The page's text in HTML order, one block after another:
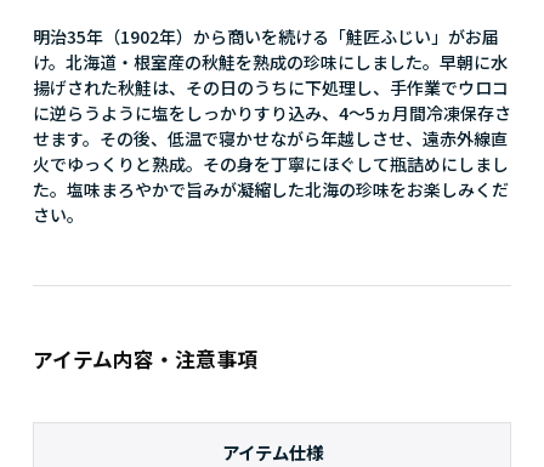
明治35年（1902年）から商いを続ける「鮭匠ふじい」がお届
け。北海道・根室産の秋鮭を熟成の珍味にしました。早朝に水
揚げされた秋鮭は、その日のうちに下処理し、手作業でウロコ
に逆らうように塩をしっかりすり込み、4～5ヵ月間冷凍保存さ
せます。その後、低温で寝かせながら年越しさせ、遠赤外線直
火でゆっくりと熟成。その身を丁寧にほぐして瓶詰めにしまし
た。塩味まろやかで旨みが凝縮した北海の珍味をお楽しみくだ
さい。
アイテム内容・注意事項
アイテム仕様